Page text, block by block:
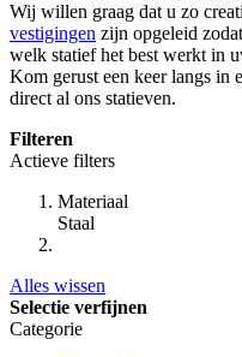
Wij willen graag dat u zo
vestigingen zijn opgeleid
welk statief het best werkt in
Kom gerust een keer langs in
direct al ons statieven.
Filteren
Actieve filters
Materiaal
Staal
Alles wissen
Selectie verfijnen
Categorie